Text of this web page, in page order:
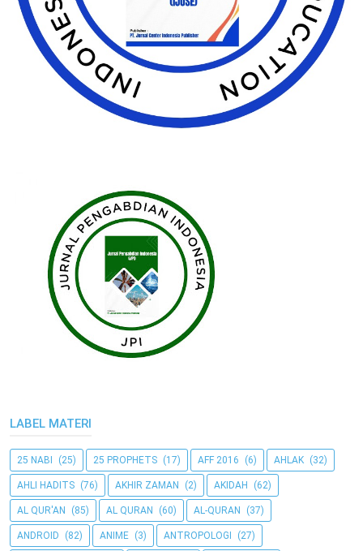
LABEL MATERI
25 NABI (25) 25 PROPHETS (17) AFF 2016 (6) AHLAK (32)
AHLI HADITS (76) AKHIR ZAMAN (2) AKIDAH (62)
AL QUR'AN (85) AL QURAN (60) AL-QURAN (37)
ANDROID (82) ANIME (3) ANTROPOLOGI (27)